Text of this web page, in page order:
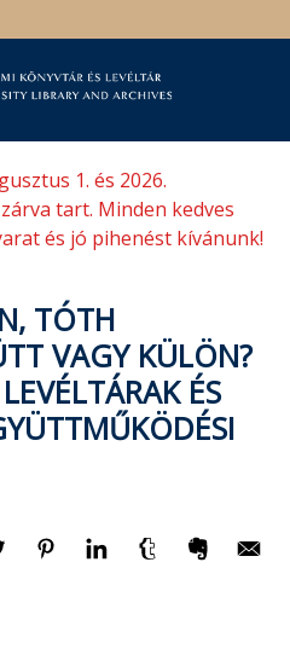
1. és 2026.
tart. Minden kedves
és jó pihenést kívánunk!
TÓTH
VAGY KÜLÖN?
ÉS